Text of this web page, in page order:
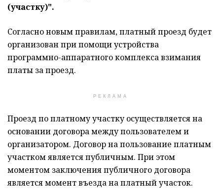
(участку)".
Согласно новым правилам, платный проезд будет
организован при помощи устройства
программно-аппаратного комплекса взимания
платы за проезд.
РЕКЛАМА
Проезд по платному участку осуществляется на
основании договора между пользователем и
организатором. Договор на пользование платным
участком является публичным. При этом
моментом заключения публичного договора
является момент въезда на платный участок.